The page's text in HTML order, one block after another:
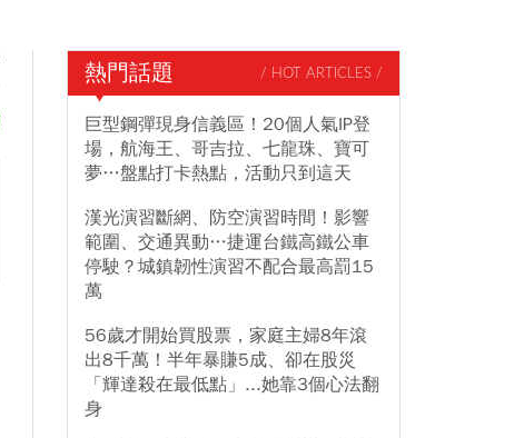
熱門話題 / HOT ARTICLES /
巨型鋼彈現身信義區！20個人氣IP登
場，航海王、哥吉拉、七龍珠、寶可
夢…盤點打卡熱點，活動只到這天
漢光演習斷網、防空演習時間！影響
範圍、交通異動…捷運台鐵高鐵公車
停駛？城鎮韌性演習不配合最高罰15
萬
56歲才開始買股票，家庭主婦8年滾
出8千萬！半年暴賺5成、卻在股災
「輝達殺在最低點」...她靠3個心法翻
身